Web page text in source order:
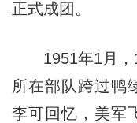
正式成团。
1951年1月，
所在部队跨过鸭
李可回忆，美军